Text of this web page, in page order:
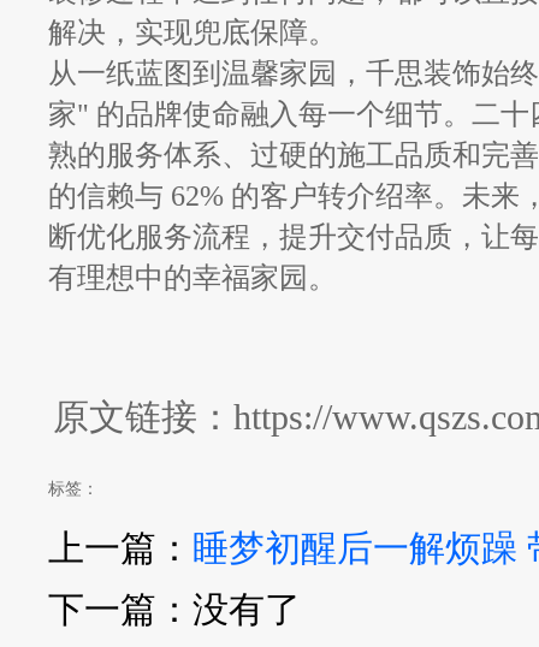
解决，实现兜底保障。
从一纸蓝图到温馨家园，千思装饰始
家" 的品牌使命融入每一个细节。二
熟的服务体系、过硬的施工品质和完
的信赖与 62% 的客户转介绍率。未
断优化服务流程，提升交付品质，让
有理想中的幸福家园。
原文链接：https://
标签：
上一篇： 睡梦初醒后一解烦躁
下一篇：没有了